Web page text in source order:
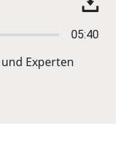
05:40
Experten